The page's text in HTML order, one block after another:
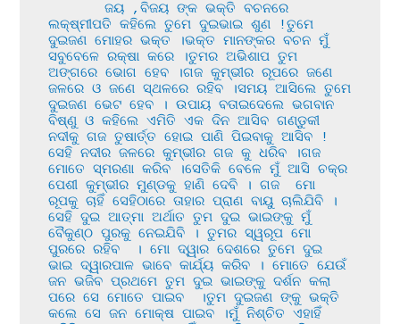
       ଜୟ ,ବିଜୟ ଙ୍କ ଭକ୍ତି ବଚନରେ
ଲକ୍ଷ୍ମୀପତି କହିଲେ ତୁମେ ଦୁଇଭାଇ ଶୁଣ !ତୁମେ
ଦୁଇଜଣ ମୋହର ଭକ୍ତ ।ଭକ୍ତ ମାନଙ୍କର ବଚନ ମୁଁ
ସବୁବେଳେ ରକ୍ଷା କରେ ।ତୁମର ଅଭିଶାପ ତୁମ
ଅଙ୍ଗରେ ଭୋଗ ହେବ ।ଗଜ କୁମ୍ଭୀର ରୂପରେ ଜଣେ
ଜଳରେ ଓ ଜଣେ ସ୍ଥଳରେ ରହିବ ।ସମୟ ଆସିଲେ ତୁମେ
ଦୁଇଜଣ ଭେଟ ହେବ । ଉପାୟ ବତାଇଦେଲେ ଭଗବାନ
ବିଷ୍ଣୁ ଓ କହିଲେ ଏମିତି ଏକ ଦିନ ଆସିବ ଗଣ୍ଡୁକୀ
ନଦୀକୁ ଗଜ ତୁଷାର୍ତ୍ତ ହୋଇ ପାଣି ପିଇବାକୁ ଆସିବ !
ସେହି ନଦୀର ଜଳରେ କୁମ୍ଭୀର ଗଜ କୁ ଧରିବ ।ଗଜ
ମୋତେ ସ୍ମରଣା କରିବ ।ସେତିକି ବେଳେ ମୁଁ ଆସି ଚକ୍ର
ପେଶୀ କୁମ୍ଭୀର ମୁଣ୍ଡକୁ ହାଣି ଦେବି । ଗଜ  ମୋ
ରୂପକୁ ଚାହିଁ ସେହିଠାରେ ତାହାର ପ୍ରାଣ ବାୟୁ ଚାଲିଯିବି ।
ସେହି ଦୁଇ ଆତ୍ମା ଅର୍ଥାତ ତୁମ ଦୁଇ ଭାଇଙ୍କୁ ମୁଁ
ବୈକୁଣ୍ଠ ପୁରକୁ ନେଇଯିବି । ତୁମର ସ୍ୱରୂପ ମୋ
ପୁରରେ ରହିବ  । ମୋ ଦ୍ୱାର ଦେଶରେ ତୁମେ ଦୁଇ
ଭାଇ ଦ୍ୱାରପାଳ ଭାବେ କାର୍ଯ୍ୟ କରିବ । ମୋତେ ଯେଉଁ
ଜନ ଭଜିବ ପ୍ରଥମେ ତୁମ ଦୁଇ ଭାଇଙ୍କୁ ଦର୍ଶନ କଲା
ପରେ ସେ ମୋତେ ପାଇବ  ।ତୁମ ଦୁଇଜଣ ଙ୍କୁ ଭକ୍ତି
କଲେ ସେ ଜନ ମୋକ୍ଷ ପାଇବ ।ମୁଁ ନିଶ୍ଚିତ ଏହାହିଁ